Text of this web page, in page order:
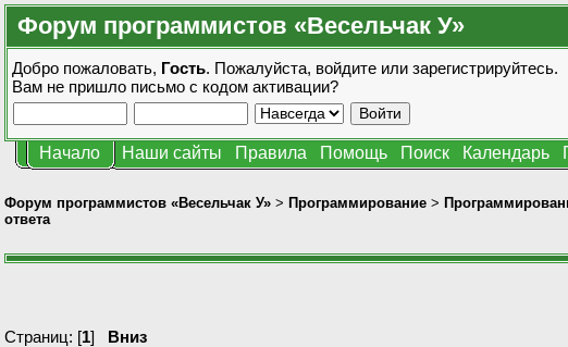
Форум программистов «Весельчак У»
Добро пожаловать, Гость. Пожалуйста, войдите или зарегистрируйтесь.
Вам не пришло письмо с кодом активации?
Начало Наши сайты Правила Помощь Поиск Календарь
Форум программистов «Весельчак У» > Программирование >
ответа
Страниц: [1] Вниз